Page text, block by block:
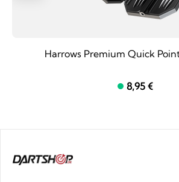
Harrows Premium Quick
8,95 €